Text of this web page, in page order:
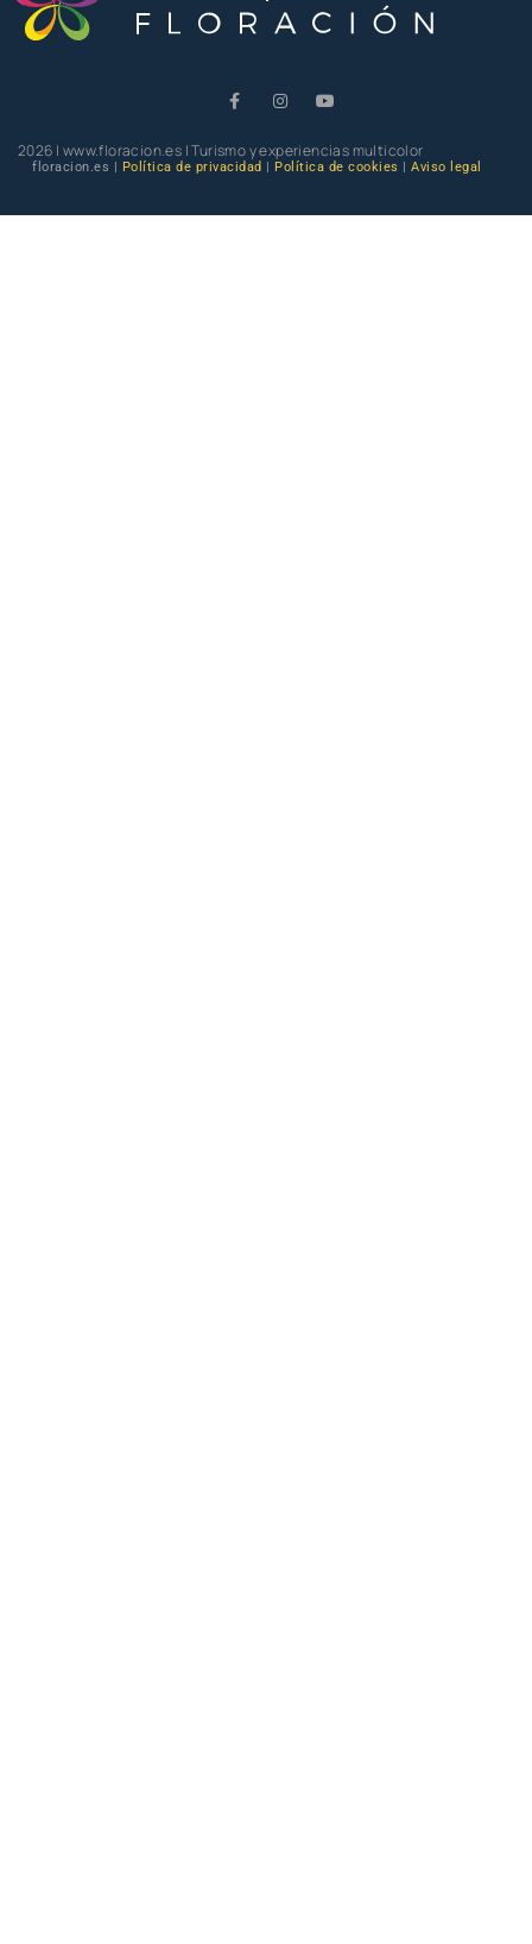
2026 | www.floracion.es | Turismo y experiencias multicolor
floracion.es | Política de privacidad | Política de cookies |Aviso legal